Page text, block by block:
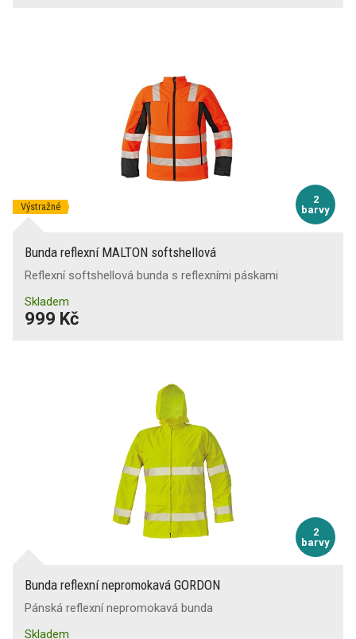
2
barvy
Výstražné
Bunda reflexní MALTON softshellová
Reflexní softshellová bunda s reflexními páskami
Skladem
999 Kč
2
barvy
Bunda reflexní nepromokavá GORDON
Pánská reflexní nepromokavá bunda
Skladem